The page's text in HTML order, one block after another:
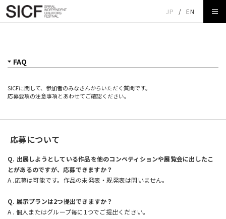
JP / EN
SICFに関して、参加者のみなさんからいただく質問です。
応募要項の注意事項とあわせてご確認ください。
応募について
Q. 出展しようとしている作品を他のコンペティションや展覧会に出したこ
とがあるのですが、応募できますか？
A .応募は可能です。作品の未発表・既発表は問いません。
Q. 展示プランは2つ提出できますか？
A . 個人またはグループ毎に1つでご提出ください。